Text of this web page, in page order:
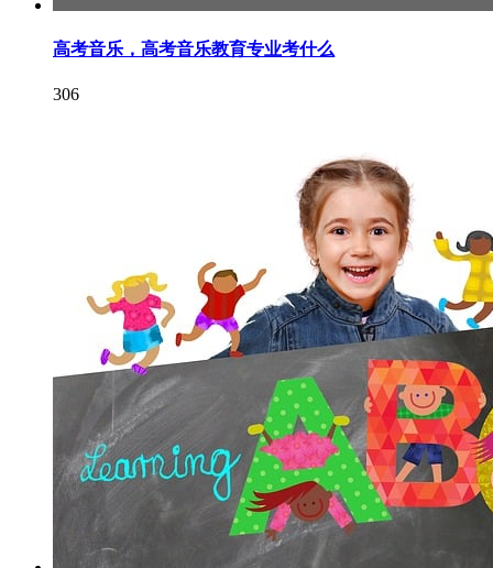
高考音乐，高考音乐教育专业考什么
306